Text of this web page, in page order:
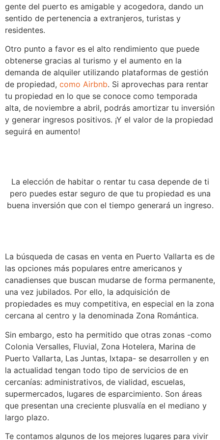
gente del puerto es amigable y acogedora, dando un
sentido de pertenencia a extranjeros, turistas y
residentes.
Otro punto a favor es el alto rendimiento que puede
obtenerse gracias al turismo y el aumento en la
demanda de alquiler utilizando plataformas de gestión
de propiedad, como Airbnb. Si aprovechas para rentar
tu propiedad en lo que se conoce como temporada
alta, de noviembre a abril, podrás amortizar tu inversión
y generar ingresos positivos. ¡Y el valor de la propiedad
seguirá en aumento!
La elección de habitar o rentar tu casa depende de ti
pero puedes estar seguro de que tu propiedad es una
buena inversión que con el tiempo generará un ingreso.
La búsqueda de casas en venta en Puerto Vallarta es de
las opciones más populares entre americanos y
canadienses que buscan mudarse de forma permanente,
una vez jubilados. Por ello, la adquisición de
propiedades es muy competitiva, en especial en la zona
cercana al centro y la denominada Zona Romántica.
Sin embargo, esto ha permitido que otras zonas -como
Colonia Versalles, Fluvial, Zona Hotelera, Marina de
Puerto Vallarta, Las Juntas, Ixtapa- se desarrollen y en
la actualidad tengan todo tipo de servicios de en
cercanías: administrativos, de vialidad, escuelas,
supermercados, lugares de esparcimiento. Son áreas
que presentan una creciente plusvalía en el mediano y
largo plazo.
Te contamos algunos de los mejores lugares para vivir